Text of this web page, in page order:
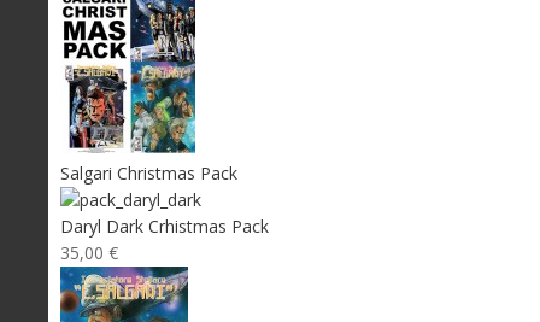
Salgari Christmas Pack
Daryl Dark Crhistmas Pack
35,00 €